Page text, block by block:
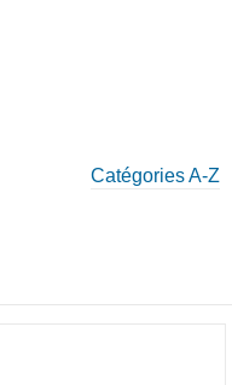
Catégories A-Z